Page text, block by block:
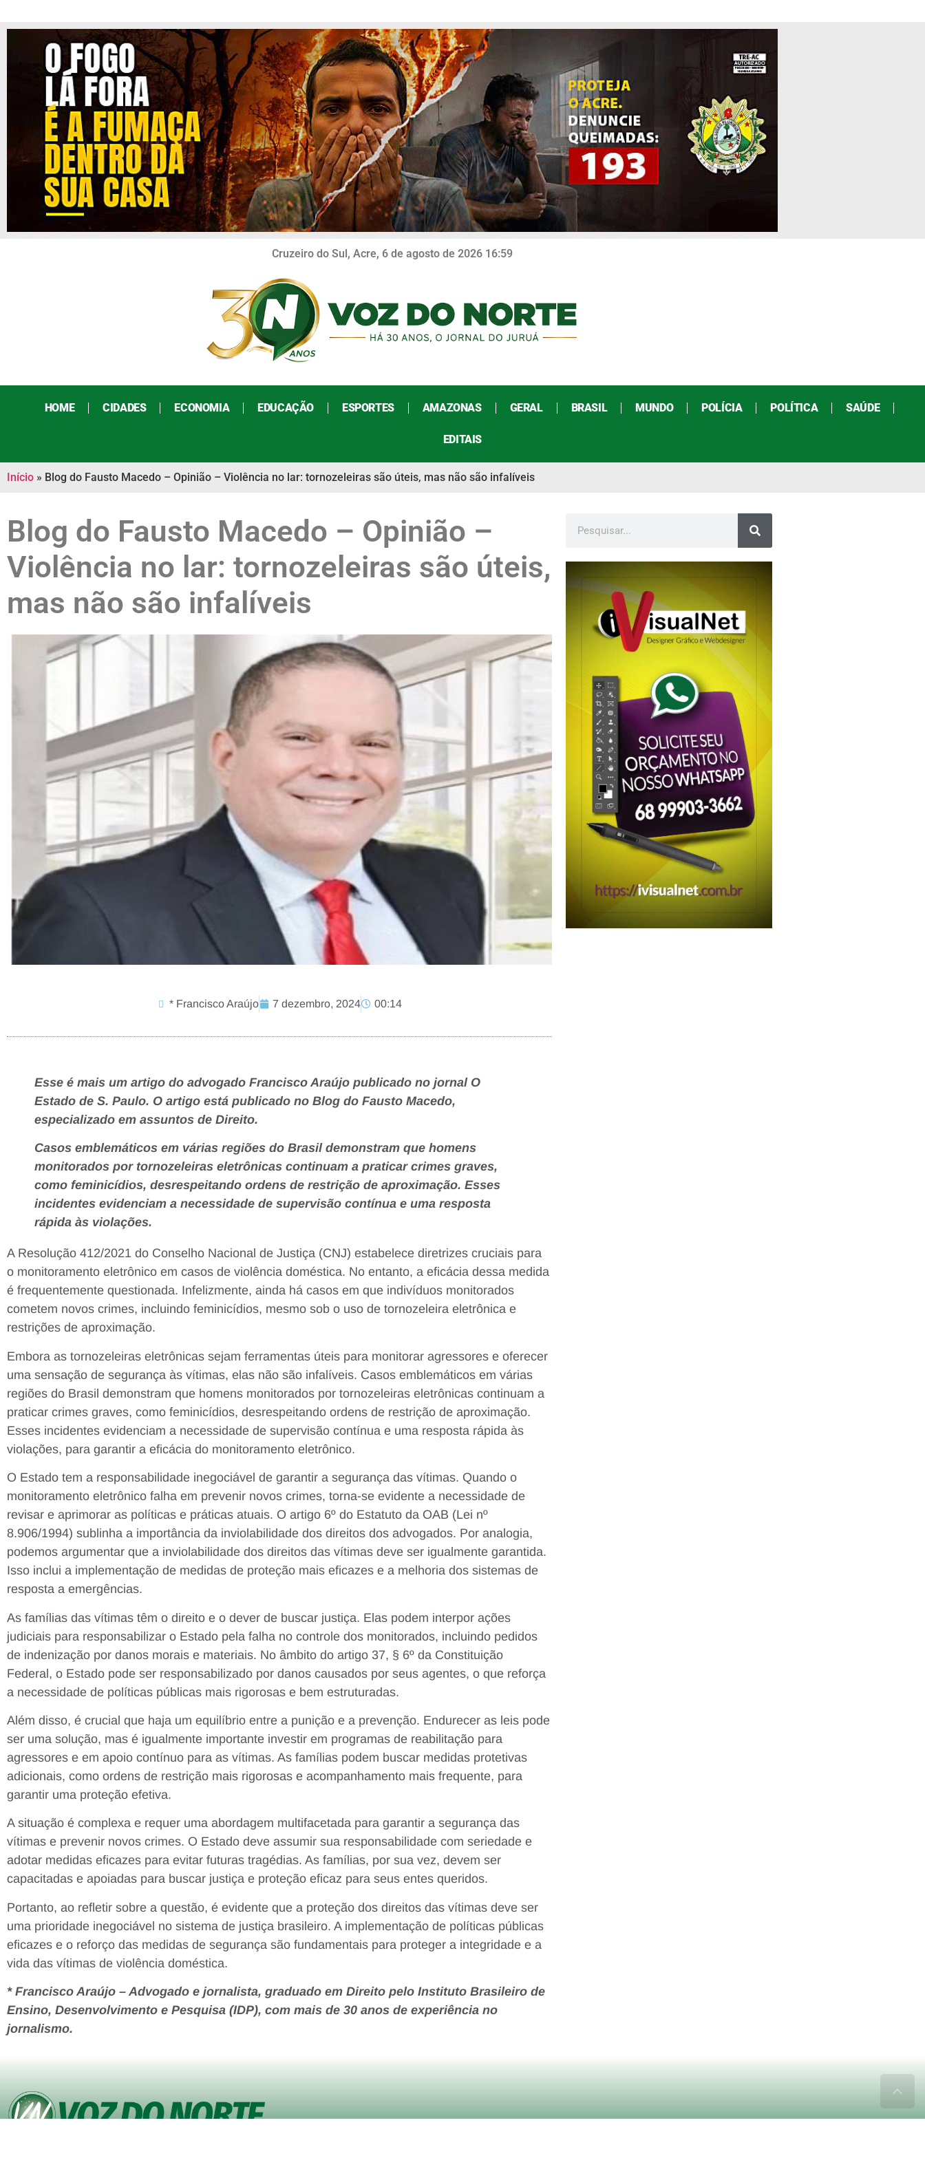
Cruzeiro do Sul, Acre, 6 de agosto de 2026 16:59
HOME CIDADES ECONOMIA EDUCAÇÃO ESPORTES AMAZONAS GERAL BRASIL MUNDO POLÍCIA POLÍTICA SAÚDE
EDITAIS
Início » Blog do Fausto Macedo – Opinião – Violência no lar: tornozeleiras são úteis, mas não são infalíveis
Blog do Fausto Macedo – Opinião –
Violência no lar: tornozeleiras são úteis,
mas não são infalíveis
* Francisco Araújo 7 dezembro, 2024 00:14
Esse é mais um artigo do advogado Francisco Araújo publicado no jornal O
Estado de S. Paulo. O artigo está publicado no Blog do Fausto Macedo,
especializado em assuntos de Direito.
Casos emblemáticos em várias regiões do Brasil demonstram que homens
monitorados por tornozeleiras eletrônicas continuam a praticar crimes graves,
como feminicídios, desrespeitando ordens de restrição de aproximação. Esses
incidentes evidenciam a necessidade de supervisão contínua e uma resposta
rápida às violações.
A Resolução 412/2021 do Conselho Nacional de Justiça (CNJ) estabelece diretrizes cruciais para
o monitoramento eletrônico em casos de violência doméstica. No entanto, a eficácia dessa medida
é frequentemente questionada. Infelizmente, ainda há casos em que indivíduos monitorados
cometem novos crimes, incluindo feminicídios, mesmo sob o uso de tornozeleira eletrônica e
restrições de aproximação.
Embora as tornozeleiras eletrônicas sejam ferramentas úteis para monitorar agressores e oferecer
uma sensação de segurança às vítimas, elas não são infalíveis. Casos emblemáticos em várias
regiões do Brasil demonstram que homens monitorados por tornozeleiras eletrônicas continuam a
praticar crimes graves, como feminicídios, desrespeitando ordens de restrição de aproximação.
Esses incidentes evidenciam a necessidade de supervisão contínua e uma resposta rápida às
violações, para garantir a eficácia do monitoramento eletrônico.
O Estado tem a responsabilidade inegociável de garantir a segurança das vítimas. Quando o
monitoramento eletrônico falha em prevenir novos crimes, torna-se evidente a necessidade de
revisar e aprimorar as políticas e práticas atuais. O artigo 6º do Estatuto da OAB (Lei nº
8.906/1994) sublinha a importância da inviolabilidade dos direitos dos advogados. Por analogia,
podemos argumentar que a inviolabilidade dos direitos das vítimas deve ser igualmente garantida.
Isso inclui a implementação de medidas de proteção mais eficazes e a melhoria dos sistemas de
resposta a emergências.
As famílias das vítimas têm o direito e o dever de buscar justiça. Elas podem interpor ações
judiciais para responsabilizar o Estado pela falha no controle dos monitorados, incluindo pedidos
de indenização por danos morais e materiais. No âmbito do artigo 37, § 6º da Constituição
Federal, o Estado pode ser responsabilizado por danos causados por seus agentes, o que reforça
a necessidade de políticas públicas mais rigorosas e bem estruturadas.
Além disso, é crucial que haja um equilíbrio entre a punição e a prevenção. Endurecer as leis pode
ser uma solução, mas é igualmente importante investir em programas de reabilitação para
agressores e em apoio contínuo para as vítimas. As famílias podem buscar medidas protetivas
adicionais, como ordens de restrição mais rigorosas e acompanhamento mais frequente, para
garantir uma proteção efetiva.
A situação é complexa e requer uma abordagem multifacetada para garantir a segurança das
vítimas e prevenir novos crimes. O Estado deve assumir sua responsabilidade com seriedade e
adotar medidas eficazes para evitar futuras tragédias. As famílias, por sua vez, devem ser
capacitadas e apoiadas para buscar justiça e proteção eficaz para seus entes queridos.
Portanto, ao refletir sobre a questão, é evidente que a proteção dos direitos das vítimas deve ser
uma prioridade inegociável no sistema de justiça brasileiro. A implementação de políticas públicas
eficazes e o reforço das medidas de segurança são fundamentais para proteger a integridade e a
vida das vítimas de violência doméstica.
* Francisco Araújo – Advogado e jornalista, graduado em Direito pelo Instituto Brasileiro de
Ensino, Desenvolvimento e Pesquisa (IDP), com mais de 30 anos de experiência no
jornalismo.